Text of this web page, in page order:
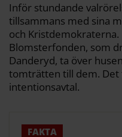
Inför stundande
tillsammans med sina
och
Blomsterfonden, som
Danderyd, ta över
tomträtten till dem. Det
intentionsavtal.